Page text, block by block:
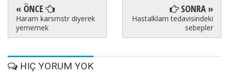
« ÖNCE
Haram karsmstr diyerek
yememek
SONRA »
Hastalklarn tedavisindeki
sebepler
HIÇ YORUM YOK